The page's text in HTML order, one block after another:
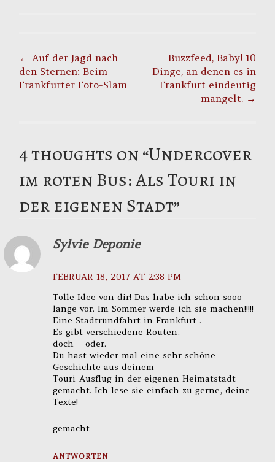
navigation
← Auf der Jagd nach
den Sternen: Beim
Frankfurter Foto-Slam
Buzzfeed, Baby! 10
Dinge, an denen es in
Frankfurt eindeutig
mangelt. →
4 thoughts on “Undercover
im roten Bus: Als Touri in
der eigenen Stadt”
Sylvie Deponie
FEBRUAR 18, 2017 AT 2:38 PM
Tolle Idee von dir! Das habe ich schon sooo
lange vor. Im Sommer werde ich sie machen!!!!!
Eine Stadtrundfahrt in Frankfurt .
Es gibt verschiedene Routen,
doch – oder.
Du hast wieder mal eine sehr schöne
Geschichte aus deinem
Touri-Ausflug in der eigenen Heimatstadt
gemacht. Ich lese sie einfach zu gerne, deine
Texte!
gemacht
ANTWORTEN